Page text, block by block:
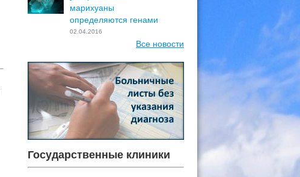
марихуаны
определяются генами
02.04.2016
Все новости
Государственные клиники